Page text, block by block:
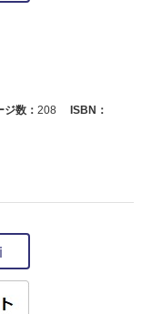
ジ数： 208
ISBN：